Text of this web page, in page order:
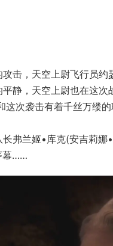
击，天空上尉飞行员约
静，天空上尉也在这
次袭击有着千丝万缕
弗兰姬•库克(安吉莉
幕……